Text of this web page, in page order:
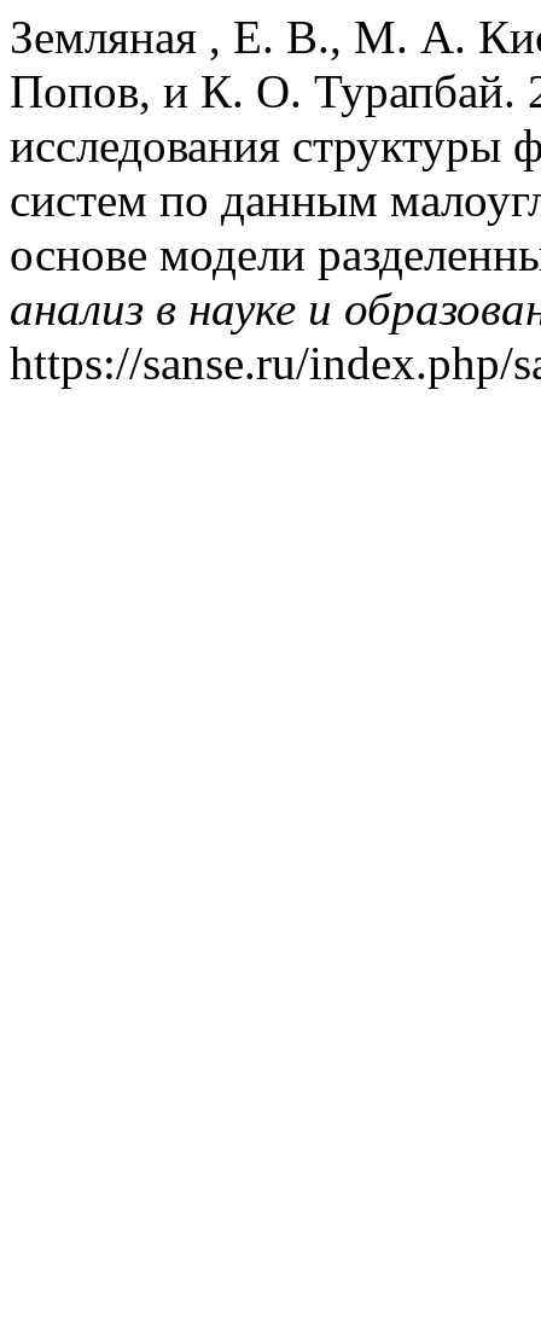
Земляная , Е. В., М. А.
Попов, и К. О. Турапбай.
исследования
систем по данным
основе модели
анализ в науке и
https://sanse.ru/index.php/